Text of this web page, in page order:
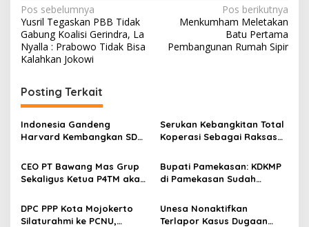
N
a
v
i
g
a
s
i
p
o
s
Pos sebelumnya
Yusril Tegaskan PBB Tidak
Gabung Koalisi Gerindra, La
Nyalla : Prabowo Tidak Bisa
Kalahkan Jokowi
Pos berikutnya
Menkumham Meletakan
Batu Pertama
Pembangunan Rumah Sipir
Posting Terkait
Indonesia Gandeng
Harvard Kembangkan SDM
Dunia
Serukan Kebangkitan Total
Koperasi Sebagai Raksasa
79
CEO PT Bawang Mas Grup
Sekaligus Ketua P4TM akan
Tembakau di Madura
Bupati Pamekasan: KDKMP
di Pamekasan Sudah
Selesai Akhir Juli 2026
DPC PPP Kota Mojokerto
Silaturahmi ke PCNU,
Unesa Nonaktifkan
Terlapor Kasus Dugaan